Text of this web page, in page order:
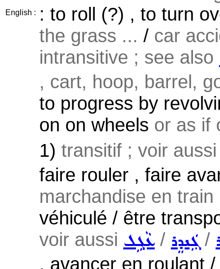
English :
: to roll (?) , to turn
the grass ... / car
intransitive ; see also
, cart, hoop, barrel,
to progress by
on on wheels or as if
1) transitif ; voir
faire rouler , faire
marchandise en train
véhiculé / être
voir aussi ܥܵܓܹܠ / ܓܲܢܕܸܪ /
, avancer en roulant